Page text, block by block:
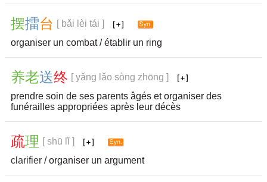
摆擂台 [ bǎi lèi tái ]
organiser un combat / établir un ring
养老送终 [ yǎng lǎo sòng zhōng ]
prendre soin de ses parents âgés et organiser des
funérailles appropriées après leur décès
疏理 [ shū lǐ ]
clarifier / organiser un argument